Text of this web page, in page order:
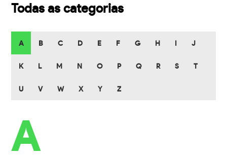
Todas as categorias
A B C D E F G H J
K L M N O P Q R S T
U V W X Y Z
A